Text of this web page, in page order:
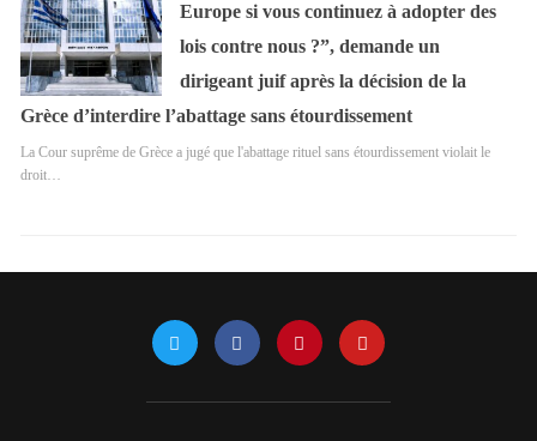
Europe si vous continuez à adopter des
lois contre nous ?”, demande un
dirigeant juif après la décision de la
Grèce d’interdire l’abattage sans étourdissement
La Cour suprême de Grèce a jugé que l'abattage rituel sans étourdissement violait le
droit…